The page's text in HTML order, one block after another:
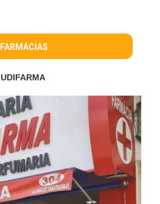
FARMÁCIAS
UDIFARMA